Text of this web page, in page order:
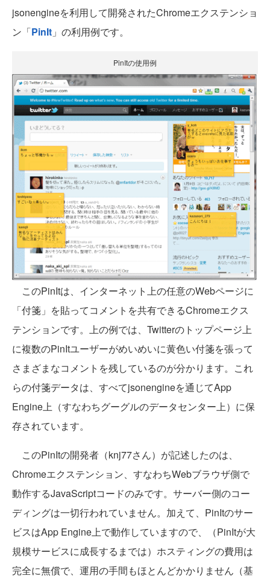
jsonengineを利用して開発されたChromeエクステンショ
ン「PinIt 」の利用例です。
PinItの使用例
このPinItは、インターネット上の任意のWebページに
「付箋」を貼ってコメントを共有できるChromeエクス
テンションです。上の例では、Twitterのトップページ上
に複数のPinItユーザーがめいめいに黄色い付箋を張って
さまざまなコメントを残しているのが分かります。これ
らの付箋データは、すべてjsonengineを通じてApp
Engine上（すなわちグーグルのデータセンター上）に保
存されています。
このPinItの開発者（knj77さん）が記述したのは、
Chromeエクステンション、すなわちWebブラウザ側で
動作するJavaScriptコードのみです。サーバー側のコー
ディングは一切行われていません。加えて、PinItのサー
ビスはApp Engine上で動作していますので、（PinItが大
規模サービスに成長するまでは）ホスティングの費用は
完全に無償で、運用の手間もほとんどかかりません（基